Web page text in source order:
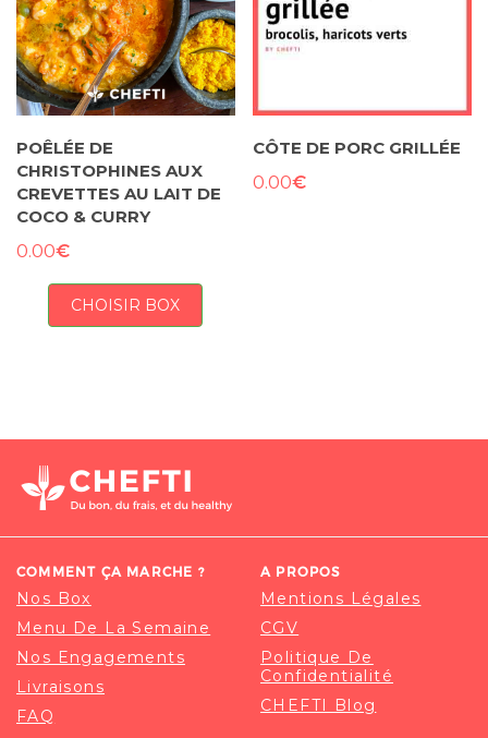
POÊLÉE DE
CHRISTOPHINES AUX
CREVETTES AU LAIT DE
COCO & CURRY
0.00€
CHOISIR BOX
CÔTE DE PORC GRILLÉE
0.00€
COMMENT ÇA MARCHE ?
Nos Box
Menu De La Semaine
Nos Engagements
Livraisons
FAQ
A PROPOS
Mentions Légales
CGV
Politique De
Confidentialité
CHEFTI Blog